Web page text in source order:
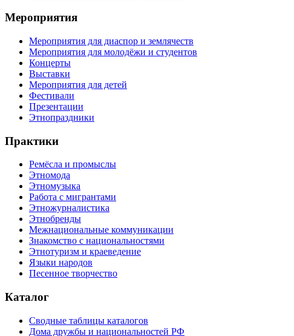
Мероприятия
Мероприятия для диаспор и землячеств
Мероприятия для молодёжи и студентов
Концерты
Выставки
Мероприятия для детей
Фестивали
Презентации
Этнопраздники
Практики
Ремёсла и промыслы
Этномода
Этномузыка
Работа с мигрантами
Этножурналистика
Этнобренды
Межнациональные коммуникации
Знакомство с национальностями
Этнотуризм и краеведение
Языки народов
Песенное творчество
Каталог
Сводные таблицы каталогов
Дома дружбы и национальностей РФ